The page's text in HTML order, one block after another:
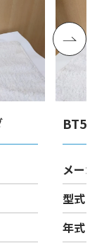
メー
型式
年式